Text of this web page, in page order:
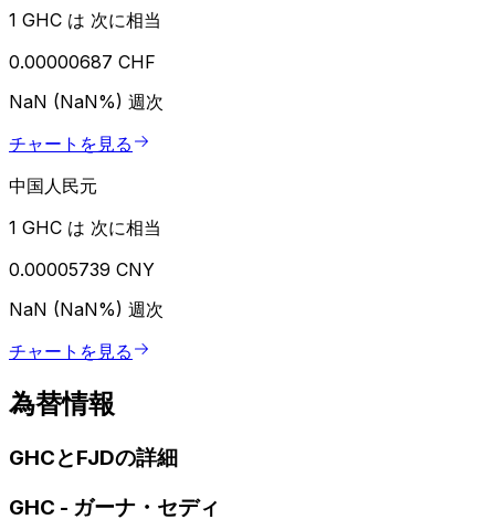
1 GHC は 次に相当
0.00000687 CHF
NaN (NaN%) 週次
チャートを見る
中国人民元
1 GHC は 次に相当
0.00005739 CNY
NaN (NaN%) 週次
チャートを見る
為替情報
GHCとFJDの詳細
GHC - ガーナ・セディ